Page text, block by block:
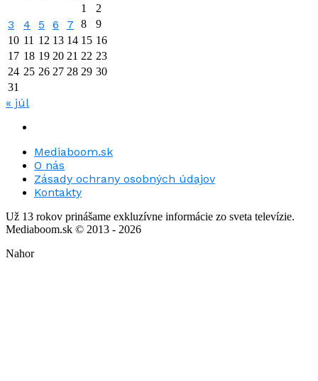
1
2
3 4 5 6 7 8
9
10 11 12 13 14 15 16
17 18 19 20 21 22 23
24 25 26 27 28 29 30
31
« júl
Mediaboom.sk
O nás
Zásady ochrany osobných údajov
Kontakty
Už 13 rokov prinášame exkluzívne informácie zo sveta televízie.
Mediaboom.sk © 2013 - 2026
Nahor